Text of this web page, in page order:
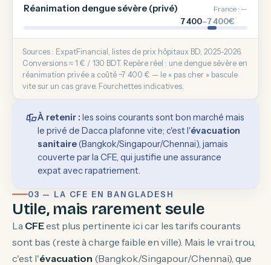
Réanimation dengue sévère (privé) France : —
7 400–7 400€
Sources : ExpatFinancial, listes de prix hôpitaux BD, 2025-2026.
Conversions ≈ 1 € / 130 BDT. Repère réel : une dengue sévère en
réanimation privée a coûté ~7 400 € — le « pas cher » bascule
vite sur un cas grave. Fourchettes indicatives.
À retenir : les soins courants sont bon marché mais
le privé de Dacca plafonne vite; c'est l'évacuation
sanitaire(Bangkok/Singapour/Chennai), jamais
couverte par la CFE, qui justifie une assurance
expat avec rapatriement.
03 — LA CFE EN BANGLADESH
Utile, mais rarement seule
La CFEest plus pertinente ici car les tarifs courants
sont bas (reste à charge faible en ville). Mais le vrai trou,
c'est l'évacuation (Bangkok/Singapour/Chennai), que